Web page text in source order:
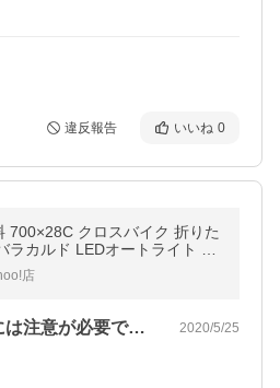
違反報告 いいね 0
700×28C クロスバイク 折りた
ラカルド LEDオートライト シ
客様組立
店
普通ですが、ライトには注意が必要です。 2020/5/25